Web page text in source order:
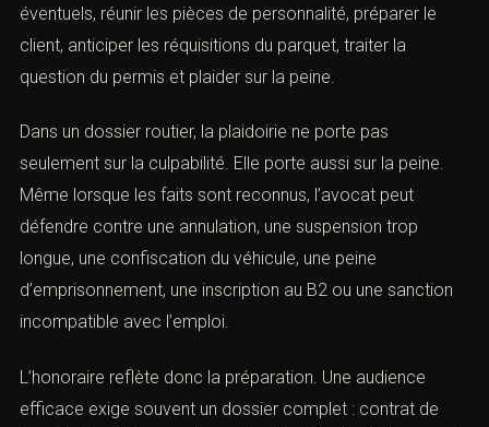
XI. Défense devant le tribunal
correctionnel
(Honoraires en droit routier pénal :
barème et défense)
L’audience correctionnelle est plus lourde. L’avocat doit
analyser la procédure, préparer les arguments de nullité
éventuels, réunir les pièces de personnalité, préparer le
client, anticiper les réquisitions du parquet, traiter la
Dans un dossier routier, la plaidoirie ne porte pas